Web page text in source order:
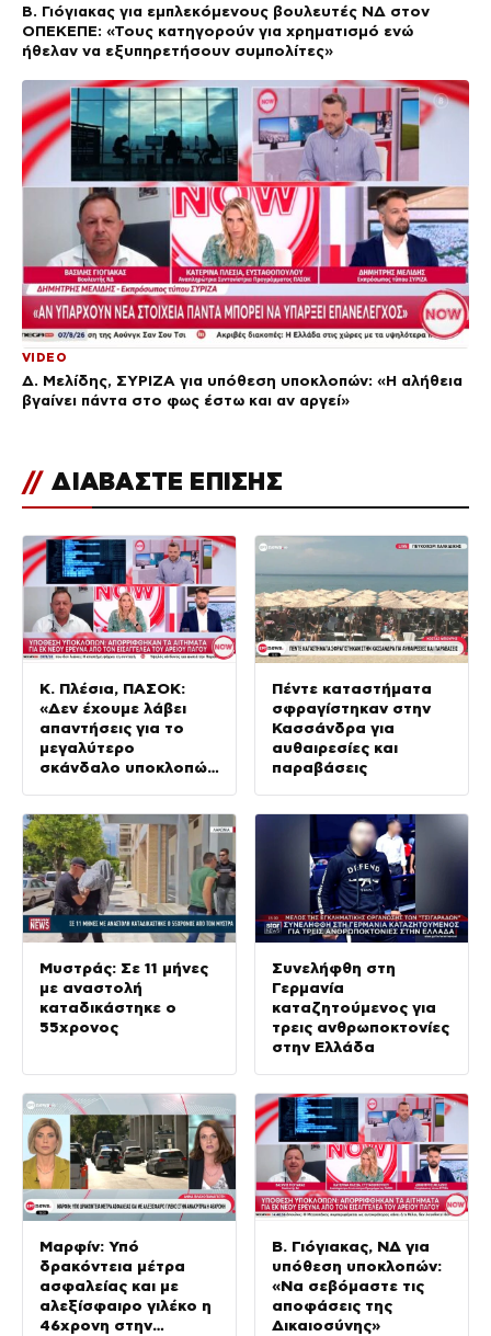
Β. Γιόγιακας για εμπλεκόμενους βουλευτές ΝΔ στον
ΟΠΕΚΕΠΕ: «Τους κατηγορούν για χρηματισμό ενώ
ήθελαν να εξυπηρετήσουν συμπολίτες»
VIDEO
Δ. Μελίδης, ΣΥΡΙΖΑ για υπόθεση υποκλοπών: «Η αλήθεια
βγαίνει πάντα στο φως έστω και αν αργεί»
// ΔΙΑΒΑΣΤΕ ΕΠΙΣΗΣ
Κ. Πλέσια, ΠΑΣΟΚ:
«Δεν έχουμε λάβει
απαντήσεις για το
μεγαλύτερο
σκάνδαλο υποκλοπών
Πέντε καταστήματα
σφραγίστηκαν στην
Κασσάνδρα για
αυθαιρεσίες και
παραβάσεις
Μυστράς: Σε 11 μήνες
με αναστολή
καταδικάστηκε ο
55χρονος
Συνελήφθη στη
Γερμανία
καταζητούμενος για
τρεις ανθρωποκτονίες
στην Ελλάδα
Μαρφίν: Υπό
δρακόντεια μέτρα
ασφαλείας και με
αλεξίσφαιρο γιλέκο η
46χρονη στην
Β. Γιόγιακας, ΝΔ για
υπόθεση υποκλοπών:
«Να σεβόμαστε τις
αποφάσεις της
Δικαιοσύνης»